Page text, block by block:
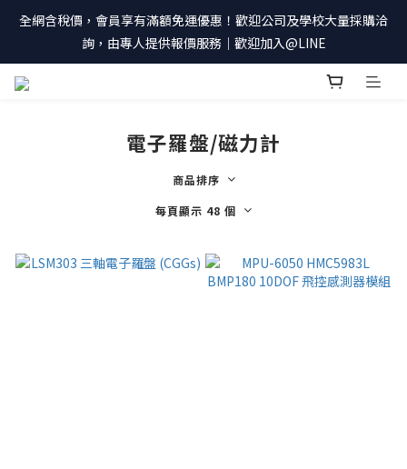
全網含稅價，會員享有滿額免運優惠！歡迎公司及學校大量採購洽
詢，由專人提供報價服務｜歡迎加入@LINE
電子羅盤/磁力計
商品排序
每頁顯示 48 個